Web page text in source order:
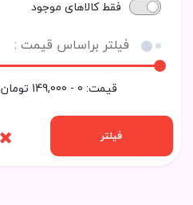
فقط کالاهای موجود
فیلتر براساس قیمت :
قیمت: 0 - 149,000 تومان
فیلتر